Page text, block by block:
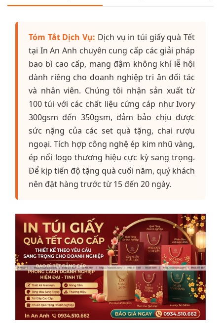
Tóm Tắt Dịch Vụ: Dịch vụ in túi giấy quà Tết
tại In An Anh chuyên cung cấp các giải pháp
bao bì cao cấp, mang đậm không khí lễ hội
dành riêng cho doanh nghiệp tri ân đối tác
và nhân viên. Chúng tôi nhận sản xuất từ
100 túi với các chất liệu cứng cáp như Ivory
300gsm đến 350gsm, đảm bảo chịu được
sức nặng của các set quà tặng, chai rượu
ngoại. Tích hợp công nghệ ép kim nhũ vàng,
ép nổi logo thương hiệu cực kỳ sang trọng.
Để kịp tiến độ tặng quà cuối năm, quý khách
nên đặt hàng trước từ 15 đến 20 ngày.